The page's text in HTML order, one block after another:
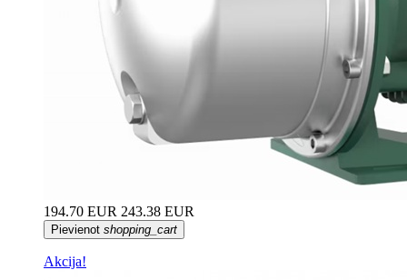
194.70 EUR 243.38 EUR
Pievienot shopping_cart
Akcija!